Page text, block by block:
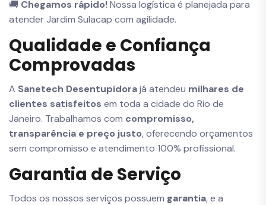
🚚 Chegamos rápido!Nossa logística é planejada para
atender Jardim Sulacap com agilidade.
Qualidade e Confiança
Comprovadas
A Sanetech Desentupidorajá atendeu milhares de
clientes satisfeitos em toda a cidade do Rio de
Janeiro. Trabalhamos com compromisso,
transparência e preço justo, oferecendo orçamentos
sem compromisso e atendimento 100% profissional.
Garantia de Serviço
Todos os nossos serviços possuem garantia, e a